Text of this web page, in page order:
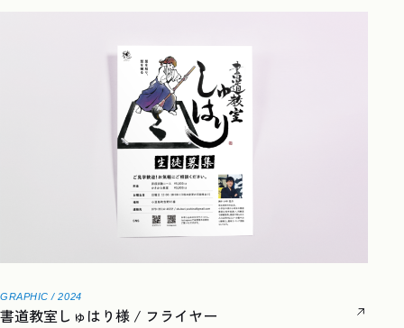
GRAPHIC / 2024
書道教室しゅはり様 / フライヤー